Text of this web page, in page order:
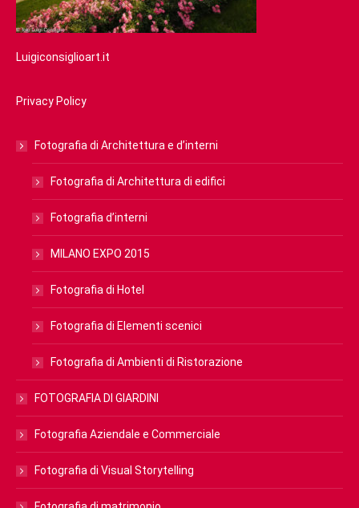
Luigiconsiglioart.it
Privacy Policy
Fotografia di Architettura e d’interni
Fotografia di Architettura di edifici
Fotografia d’interni
MILANO EXPO 2015
Fotografia di Hotel
Fotografia di Elementi scenici
Fotografia di Ambienti di Ristorazione
FOTOGRAFIA DI GIARDINI
Fotografia Aziendale e Commerciale
Fotografia di Visual Storytelling